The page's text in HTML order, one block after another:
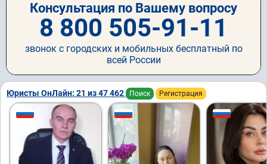
Консультация по Вашему вопросу
8 800 505-91-11
звонок с городских и мобильных бесплатный по
всей России
Юристы ОнЛайн: 21 из 47 462 Поиск Регистрация